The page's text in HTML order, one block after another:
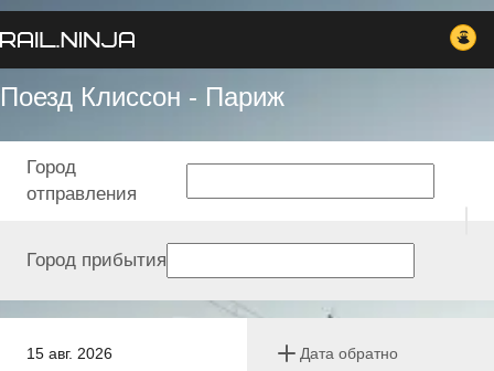
Поезд Клиссон - Париж
15 авг. 2026 Дата обратно
Город
отправления
Город прибытия